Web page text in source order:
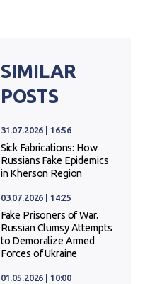
SIMILAR
POSTS
31.07.2026 | 16:56
Sick Fabrications: How
Russians Fake Epidemics
in Kherson Region
03.07.2026 | 14:25
Fake Prisoners of War.
Russian Clumsy Attempts
to Demoralize Armed
Forces of Ukraine
01.05.2026 | 10:00